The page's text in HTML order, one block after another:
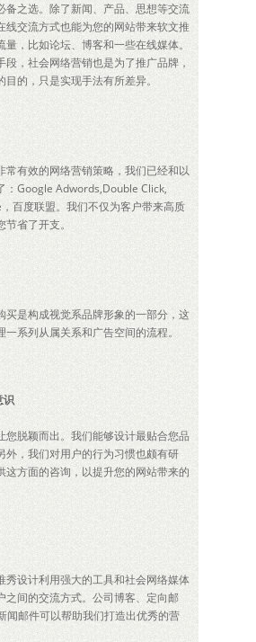
备之选。除了新闻、产品、思想等交流
线交流方式也能为您的网站带来软文推
量，比如论坛、博客和一些在线媒体。
段，社会网络营销也是为了推广品牌，
的，只是实现手法有所差异。
常有效的网络营销策略，我们已经和以
：Google Adwords,Double Click,
百度联盟。我们不仅为客户带来高质
省了开支。
买是构成视觉系品牌形象的一部分，这
系列从属关系和广告空间的流程。
识
您脱颖而出。我们能够设计最贴合您品
外，我们对用户的行为习惯也颇有研
这方面的咨询，以提升您的网站带来的
秀设计利用强大的工具和社会网络媒体
之间的交流方式。公司博客、定向邮
闻邮件可以帮助我们打造出优秀的营